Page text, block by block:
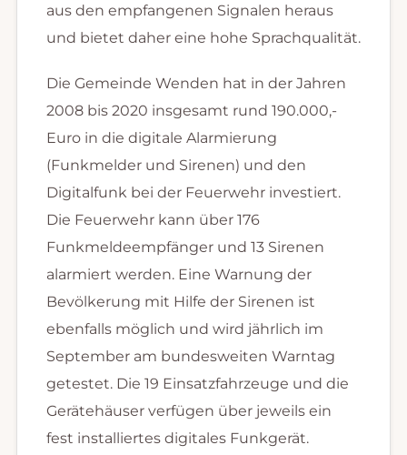
aus den empfangenen Signalen heraus
und bietet daher eine hohe Sprachqualität.
Die Gemeinde Wenden hat in der Jahren
2008 bis 2020 insgesamt rund 190.000,-
Euro in die digitale Alarmierung
(Funkmelder und Sirenen) und den
Digitalfunk bei der Feuerwehr investiert.
Die Feuerwehr kann über 176
Funkmeldeempfänger und 13 Sirenen
alarmiert werden. Eine Warnung der
Bevölkerung mit Hilfe der Sirenen ist
ebenfalls möglich und wird jährlich im
September am bundesweiten Warntag
getestet. Die 19 Einsatzfahrzeuge und die
Gerätehäuser verfügen über jeweils ein
fest installiertes digitales Funkgerät.